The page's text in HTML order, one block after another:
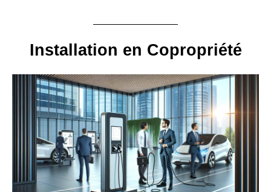
Installation en Copropriété